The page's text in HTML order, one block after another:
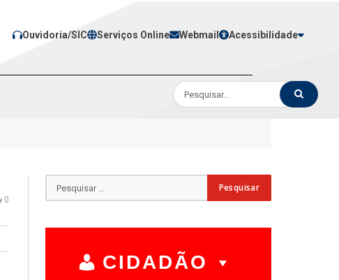
Ouvidoria/SIC Serviços Online Webmail Acessibilidade
0
CIDADÃO